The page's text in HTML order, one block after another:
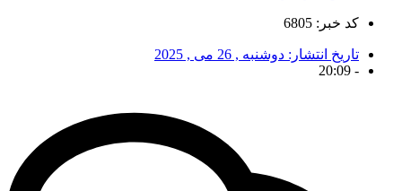
کد خبر: 6805
تاریخ انتشار: دوشنبه , 26 می , 2025
-
20:09